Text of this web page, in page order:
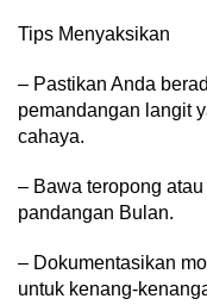
Tips Menyaksikan
– Pastikan Anda
pemandangan langit
cahaya.
– Bawa teropong
pandangan Bulan.
– Dokumentasikan
untuk kenang-